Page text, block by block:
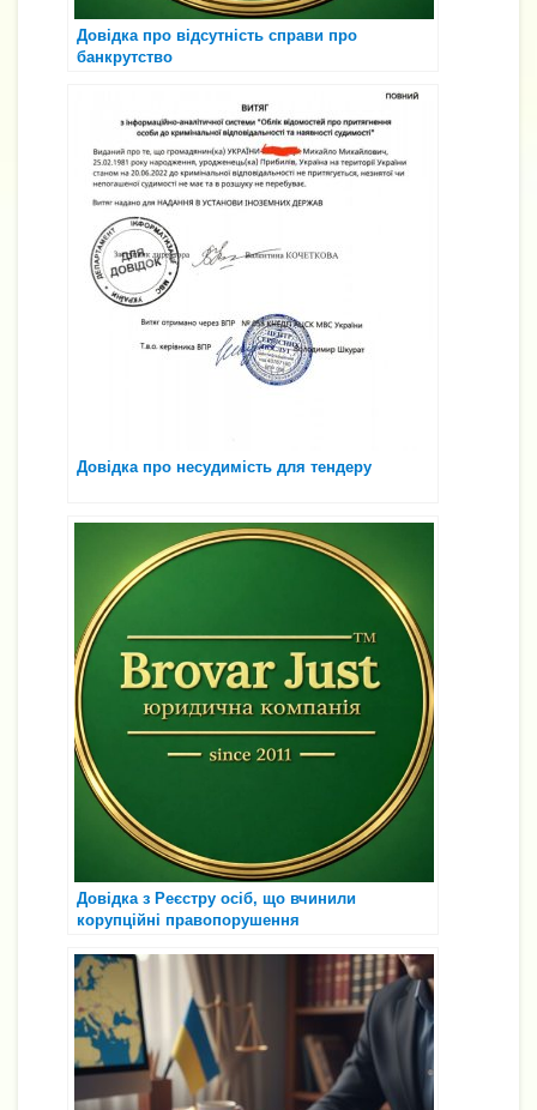
Довідка про відсутність справи про
банкрутство
Довідка про несудимість для тендеру
Довідка з Реєстру осіб, що вчинили
корупційні правопорушення